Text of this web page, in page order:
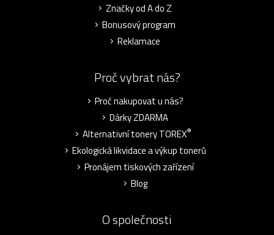
Značky od A do Z
Bonusový program
Reklamace
Proč vybrat nás?
Proč nakupovat u nás?
Dárky ZDARMA
Alternativní tonery TOREX®
Ekologická likvidace a výkup tonerů
Pronájem tiskových zařízení
Blog
O společnosti